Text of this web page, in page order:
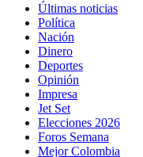
Últimas noticias
Política
Nación
Dinero
Deportes
Opinión
Impresa
Jet Set
Elecciones 2026
Foros Semana
Mejor Colombia